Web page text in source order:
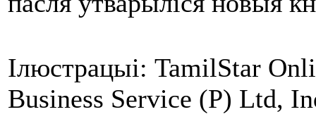
Ілюстрацыі: TamilStar
Business Service (P) Ltd,